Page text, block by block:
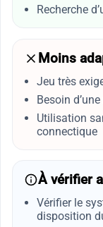
Recherche
Moins
Jeu très
Besoin
Utilisation
connectique
À vérifier
Vérifier le
disposition